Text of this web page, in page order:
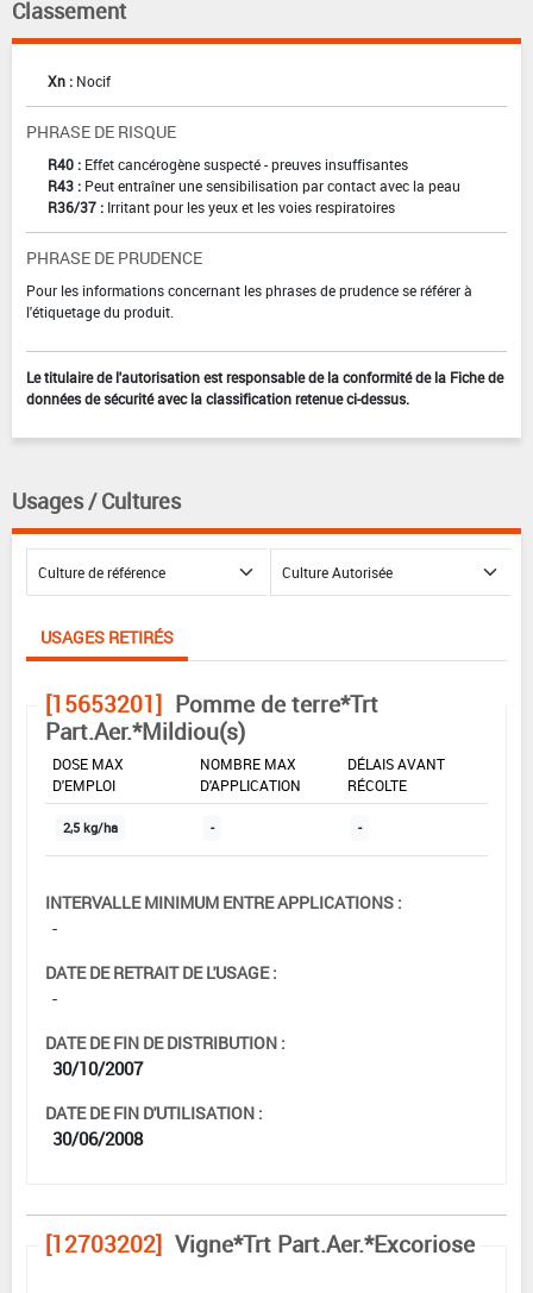
Classement
Xn : Nocif
PHRASE DE RISQUE
R40 : Effet cancérogène suspecté - preuves insuffisantes
R43 : Peut entraîner une sensibilisation par contact avec la peau
R36/37 : Irritant pour les yeux et les voies respiratoires
PHRASE DE PRUDENCE
Pour les informations concernant les phrases de prudence se référer à
l'étiquetage du produit.
Le titulaire de l'autorisation est responsable de la conformité de la Fiche de
données de sécurité avec la classification retenue ci-dessus.
Usages / Cultures
USAGES RETIRÉS
[15653201] Pomme de terre*Trt
Part.Aer.*Mildiou(s)
DOSE MAX
D'EMPLOI
NOMBRE MAX
D'APPLICATION
DÉLAIS AVANT
RÉCOLTE
2,5 kg/ha - -
INTERVALLE MINIMUM ENTRE APPLICATIONS :
-
DATE DE RETRAIT DE L'USAGE :
-
DATE DE FIN DE DISTRIBUTION :
30/10/2007
DATE DE FIN D'UTILISATION :
30/06/2008
[12703202] Vigne*Trt Part.Aer.*Excoriose